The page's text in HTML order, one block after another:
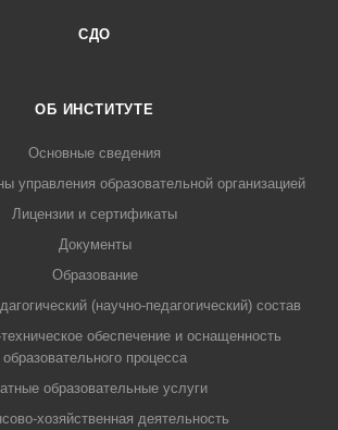
СДО
ОБ ИНСТИТУТЕ
Основные сведения
управления образовательной организацией
Лицензии и сертификаты
Документы
Образование
(научно-педагогический) состав
обеспечение и оснащенность
образовательного процесса
образовательные услуги
хозяйственная деятельность